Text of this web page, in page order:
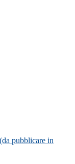
pubblicare in